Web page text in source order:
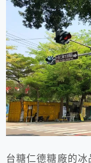
台糖仁德糖廠的